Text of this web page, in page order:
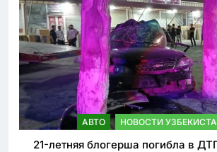
АВТО НОВОСТИ
21-летняя блогерша погибла в